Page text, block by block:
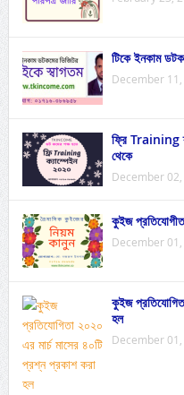
টিকে ইনকাম
December
ফ্রি Training
থেকে
December
কুইজ
December
কুইজ
হল
December